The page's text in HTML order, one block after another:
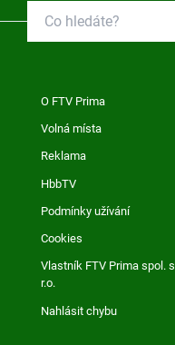
O FTV Prima
Volná místa
Reklama
HbbTV
Podmínky užívání
Cookies
Vlastník FTV Prima spol. s
r.o.
Nahlásit chybu